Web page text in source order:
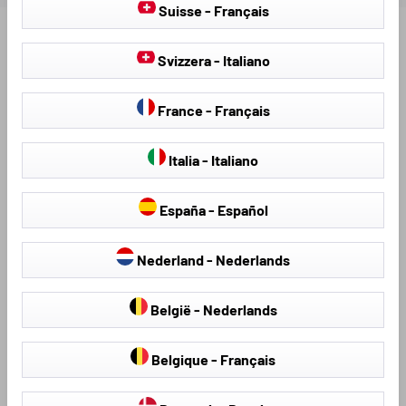
Scopri altri prodotti per il tuo veicolo:
Coprisedili Teli antigrandine
Suisse - Français
Svizzera - Italiano
France - Français
Italia - Italiano
España - Español
Nederland - Nederlands
België - Nederlands
Belgique - Français